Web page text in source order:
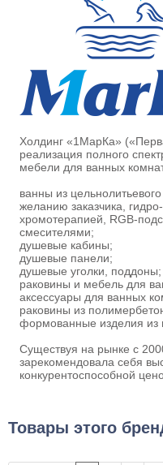
Холдинг «1МарКа»
реализация полного
мебели для ванных
ванны из
желанию заказчика,
хромотерапией, RGB-
смесителями;
душевые кабины;
душевые панели;
душевые уголки, поддоны;
раковины и мебель для
аксессуары для ванных
раковины из
формованные изделия из
Существуя на рынке с
зарекомендовала себя
конкурентоспособной
Товары этого